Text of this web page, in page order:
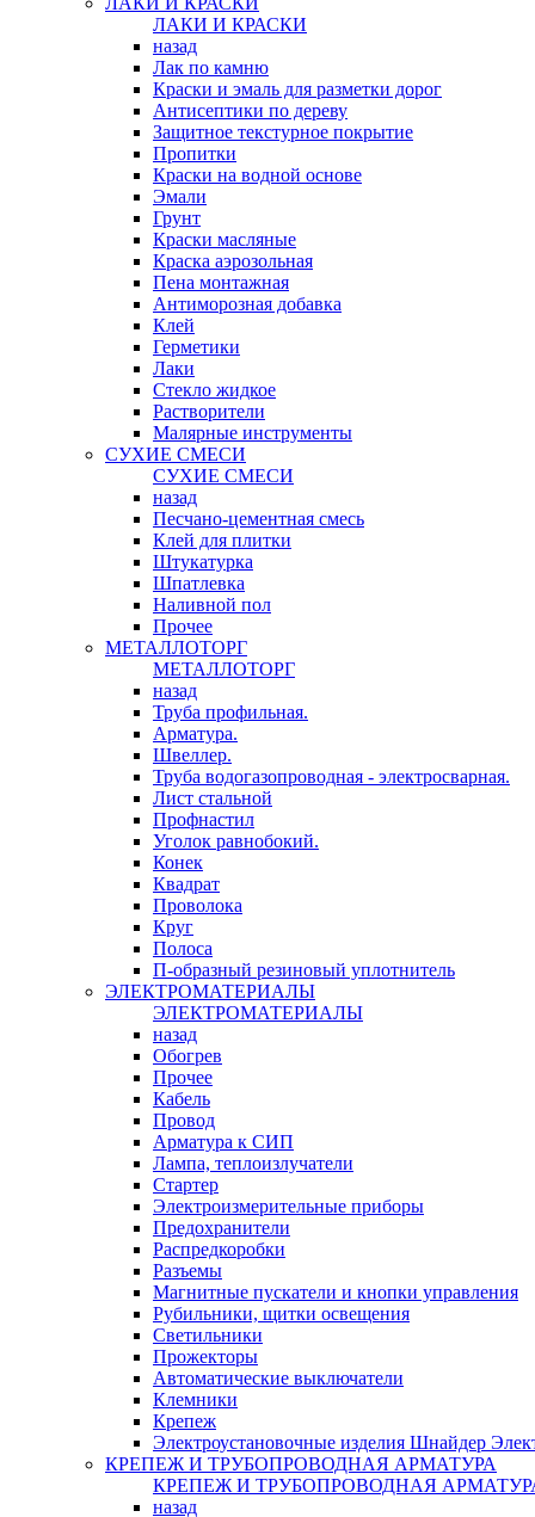
ЛАКИ И КРАСКИ
назад
Лак по камню
Краски и эмаль для разметки дорог
Антисептики по дереву
Защитное текстурное покрытие
Пропитки
Краски на водной основе
Эмали
Грунт
Краски масляные
Краска аэрозольная
Пена монтажная
Антиморозная добавка
Клей
Герметики
Лаки
Стекло жидкое
Растворители
Малярные инструменты
СУХИЕ СМЕСИ
СУХИЕ СМЕСИ
назад
Песчано-цементная смесь
Клей для плитки
Штукатурка
Шпатлевка
Наливной пол
Прочее
МЕТАЛЛОТОРГ
МЕТАЛЛОТОРГ
назад
Труба профильная.
Арматура.
Швеллер.
Труба водогазопроводная - электросварная.
Лист стальной
Профнастил
Уголок равнобокий.
Конек
Квадрат
Проволока
Круг
Полоса
П-образный резиновый уплотнитель
ЭЛЕКТРОМАТЕРИАЛЫ
ЭЛЕКТРОМАТЕРИАЛЫ
назад
Обогрев
Прочее
Кабель
Провод
Арматура к СИП
Лампа, теплоизлучатели
Стартер
Электроизмерительные приборы
Предохранители
Распредкоробки
Разъемы
Магнитные пускатели и кнопки управления
Рубильники, щитки освещения
Светильники
Прожекторы
Автоматические выключатели
Клемники
Крепеж
Электроустановочные изделия Шнайдер
КРЕПЕЖ И ТРУБОПРОВОДНАЯ АРМАТУРА
КРЕПЕЖ И ТРУБОПРОВОДНАЯ
назад